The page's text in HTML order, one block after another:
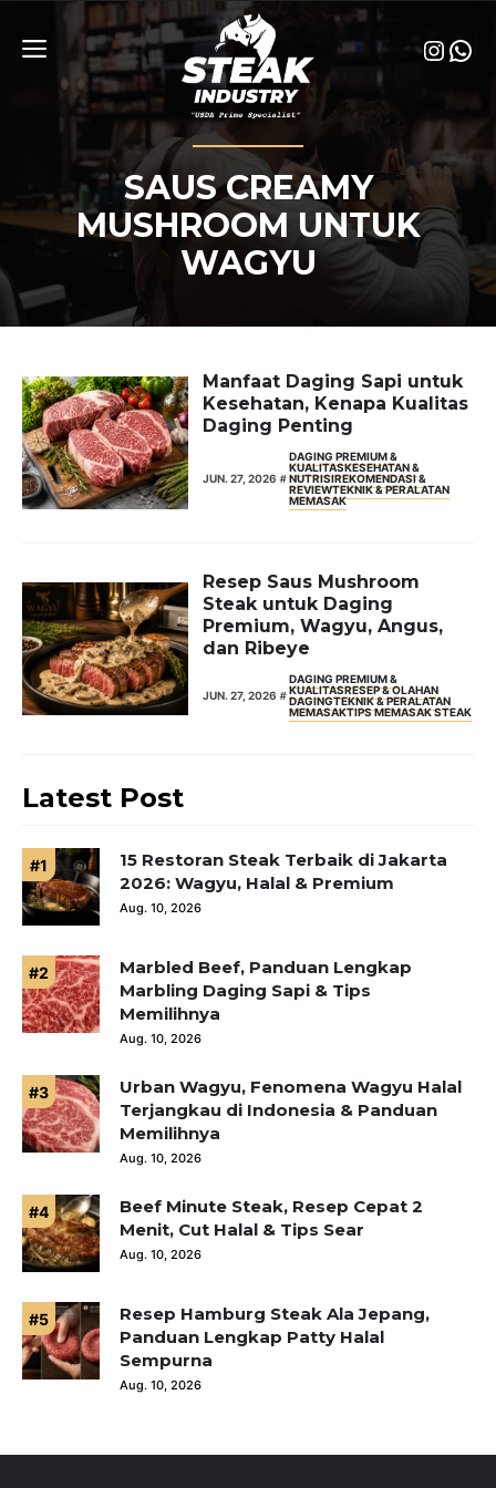
Menu
SAUS CREAMY
MUSHROOM UNTUK
WAGYU
Manfaat Daging Sapi untuk
Kesehatan, Kenapa Kualitas
Daging Penting
JUN. 27, 2026
DAGING PREMIUM &
KUALITASKESEHATAN &
NUTRISIREKOMENDASI &
REVIEWTEKNIK & PERALATAN
MEMASAK
Resep Saus Mushroom
Steak untuk Daging
Premium, Wagyu, Angus,
dan Ribeye
JUN. 27, 2026
DAGING PREMIUM &
KUALITASRESEP & OLAHAN
DAGINGTEKNIK & PERALATAN
MEMASAKTIPS MEMASAK STEAK
Latest Post
15 Restoran Steak Terbaik di Jakarta
2026: Wagyu, Halal & Premium
Aug. 10, 2026
Marbled Beef, Panduan Lengkap
Marbling Daging Sapi & Tips
Memilihnya
Aug. 10, 2026
Urban Wagyu, Fenomena Wagyu Halal
Terjangkau di Indonesia & Panduan
Memilihnya
Aug. 10, 2026
Beef Minute Steak, Resep Cepat 2
Menit, Cut Halal & Tips Sear
Aug. 10, 2026
Resep Hamburg Steak Ala Jepang,
Panduan Lengkap Patty Halal
Sempurna
Aug. 10, 2026